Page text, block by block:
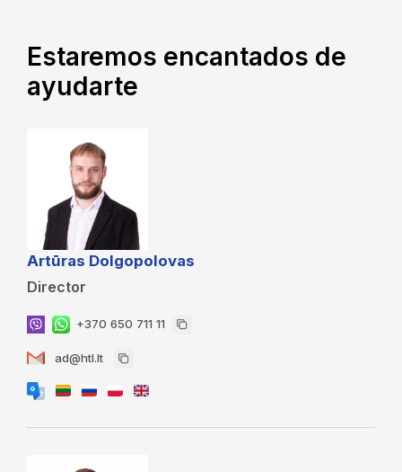
Estaremos encantados de
ayudarte
Artūras Dolgopolovas
Director
+370 650 711 11
ad@htl.lt